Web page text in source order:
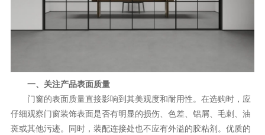
理想生活
新标赋能中心
加盟合作
品牌资讯
一、关注产品表面质量
门窗的表面质量直接影响到其美观度和耐用性。在选购时，应
仔细观察门窗装饰表面是否有明显的损伤、色差、铝屑、毛刺、油
斑或其他污迹。同时，装配连接处也不应有外溢的胶粘剂。优质的